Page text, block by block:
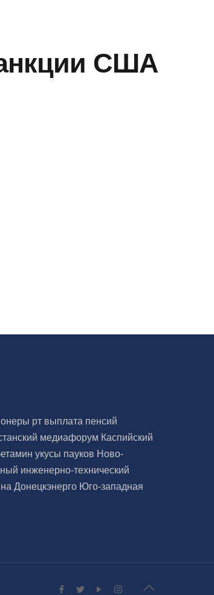
США
рт выплата пенсий
медиафорум Каспийский
укусы пауков Ново-
инженерно-технический
Донецкэнерго Юго-западная